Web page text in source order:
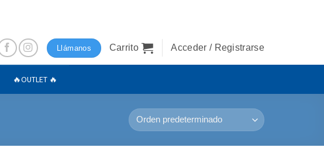
Llámanos Carrito Acceder / Registrarse
🔥OUTLET 🔥